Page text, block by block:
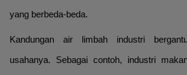
yang berbeda-beda.
Kandungan air limbah industri
usahanya. Sebagai contoh, industri